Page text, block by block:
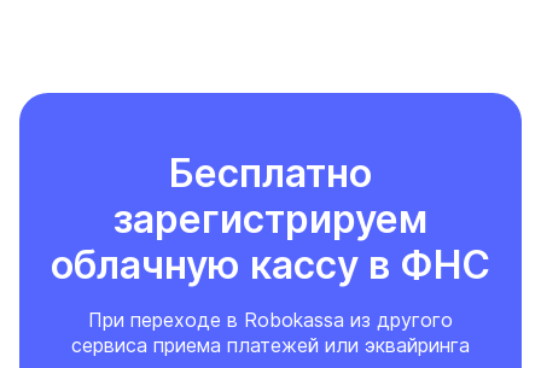
Бесплатно
зарегистрируем
облачную кассу в ФНС
При переходе в Robokassa из другого
сервиса приема платежей или эквайринга